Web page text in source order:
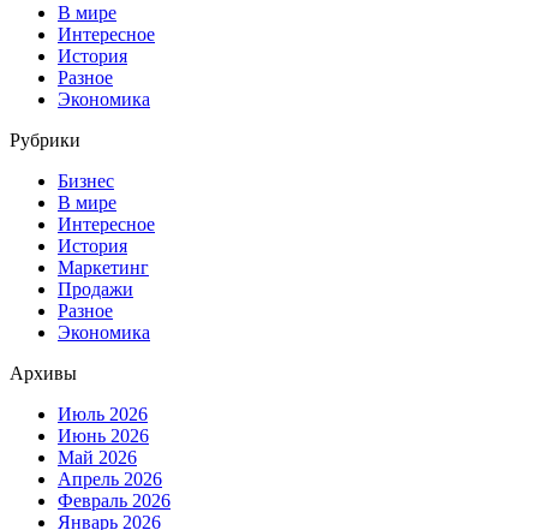
В мире
Интересное
История
Разное
Экономика
Рубрики
Бизнес
В мире
Интересное
История
Маркетинг
Продажи
Разное
Экономика
Архивы
Июль 2026
Июнь 2026
Май 2026
Апрель 2026
Февраль 2026
Январь 2026